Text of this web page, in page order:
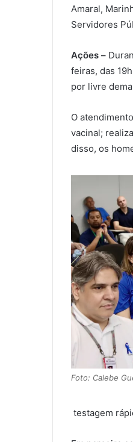
Amaral,
Servidores
Ações –
feiras, das
por livre
O
vacinal;
disso, os
Foto: Calebe
testagem